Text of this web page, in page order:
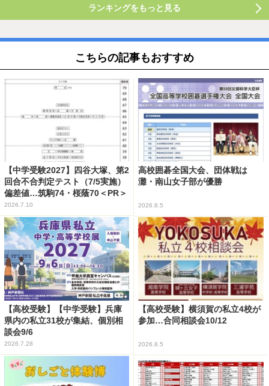
ランキングをもっと見る
こちらの記事もおすすめ
【中学受験2027】四谷大塚、第2
回合不合判定テスト（7/5実施）
偏差値…筑駒74・桜蔭70＜PR＞
2026.7.10
高校囲碁全国大会、団体戦は
灘・南山女子部が優勝
2026.8.5
【高校受験】【中学受験】兵庫
県内の私立31校が集結、個別相
談会9/6
2026.7.28
【高校受験】横須賀の私立4校が
参加…合同相談会10/12
2026.8.5